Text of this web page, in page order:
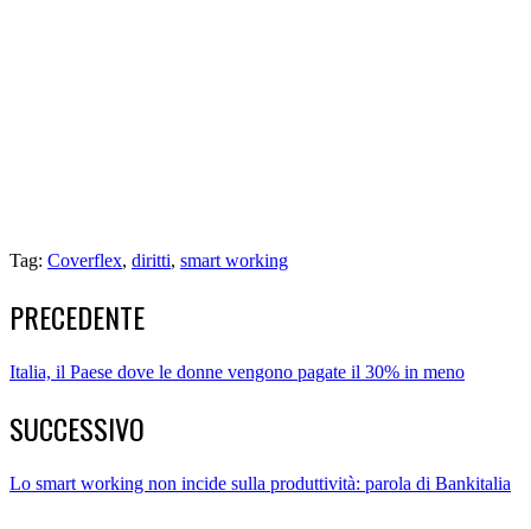
Tag: Coverflex, diritti, smart working
PRECEDENTE
Italia, il Paese dove le donne vengono pagate il 30% in meno
SUCCESSIVO
Lo smart working non incide sulla produttività: parola di Bankitalia